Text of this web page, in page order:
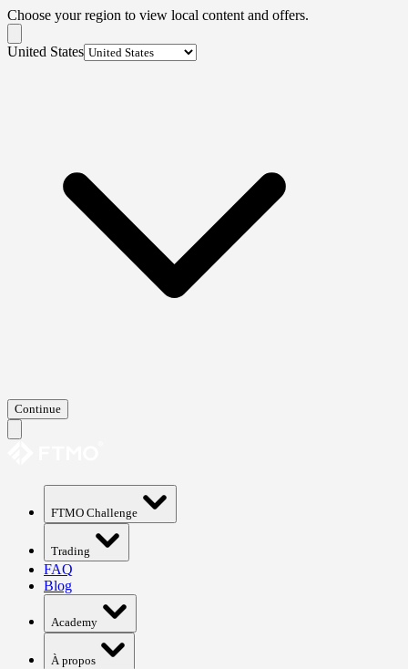
Choose your region to view local content and offers.
United States
Continue
FTMO Challenge
Trading
FAQ
Blog
Academy
À propos